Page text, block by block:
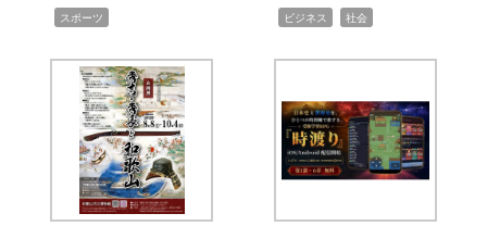
スポーツ ビジネス 社会